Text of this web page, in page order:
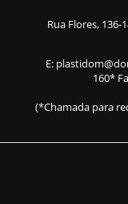
Rua Flores, 136-
E:
160*
(*Chamada para